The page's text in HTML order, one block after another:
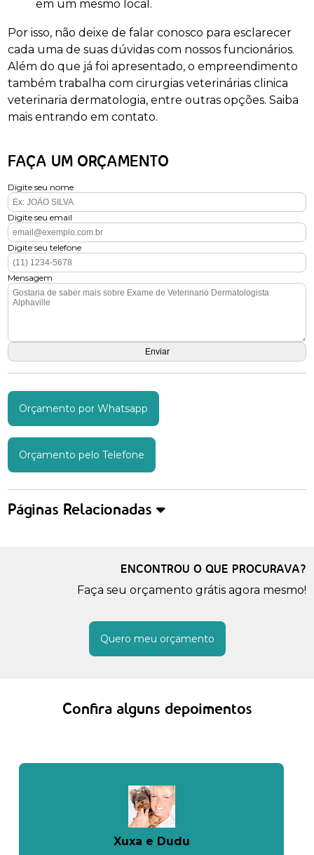
em um mesmo local.
Por isso, não deixe de falar conosco para esclarecer
cada uma de suas dúvidas com nossos funcionários.
Além do que já foi apresentado, o empreendimento
também trabalha com cirurgias veterinárias clinica
veterinaria dermatologia, entre outras opções. Saiba
mais entrando em contato.
FAÇA UM ORÇAMENTO
Digite seu nome
Digite seu email
Digite seu telefone
Mensagem
Orçamento por Whatsapp
Orçamento pelo Telefone
Páginas Relacionadas
ENCONTROU O QUE PROCURAVA?
Faça seu orçamento grátis agora mesmo!
Quero meu orçamento
Confira alguns depoimentos
Xuxa e Dudu